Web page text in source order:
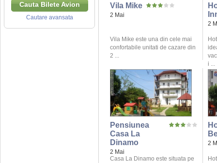
Cauta Bilete Avion
Cautare avansata
Vila Mike
2 Mai
Vila Mike este una din cele mai
confortabile unitati de cazare din
2 ...
2
i ...
Pensiunea
Casa La
Dinamo
2 Mai
Casa La Dinamo este situata pe
2